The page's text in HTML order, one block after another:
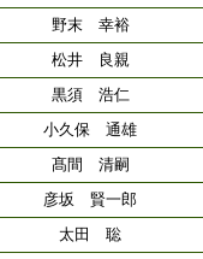
野末 幸裕
松井 良親
黒須 浩仁
小久保 通雄
髙間 清嗣
彦坂 賢一郎
太田 聡